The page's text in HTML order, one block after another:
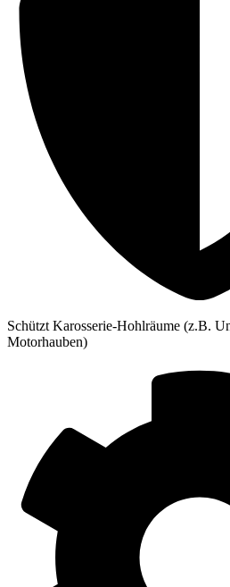
Schützt Karosserie-Hohlräume (z.B.
Motorhauben)